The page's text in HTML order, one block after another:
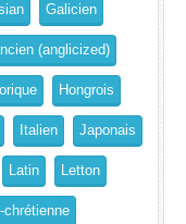
Galicien
(anglicized)
Hongrois
Italien Japonais
Latin Letton
chrétienne